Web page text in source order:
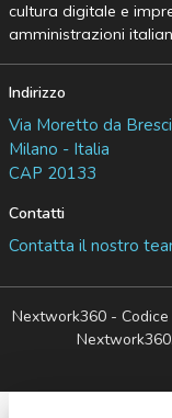
cultura digitale e
amministrazioni
Indirizzo
Via Moretto da
Milano - Italia
CAP 20133
Contatti
Contatta il nostro
Nextwork360 -